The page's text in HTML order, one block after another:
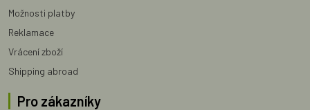
Možnosti platby
Reklamace
Vrácení zboží
Shipping abroad
Pro zákazníky